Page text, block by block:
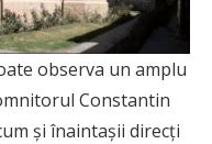
observa un amplu
Constantin
și înaintașii direcți